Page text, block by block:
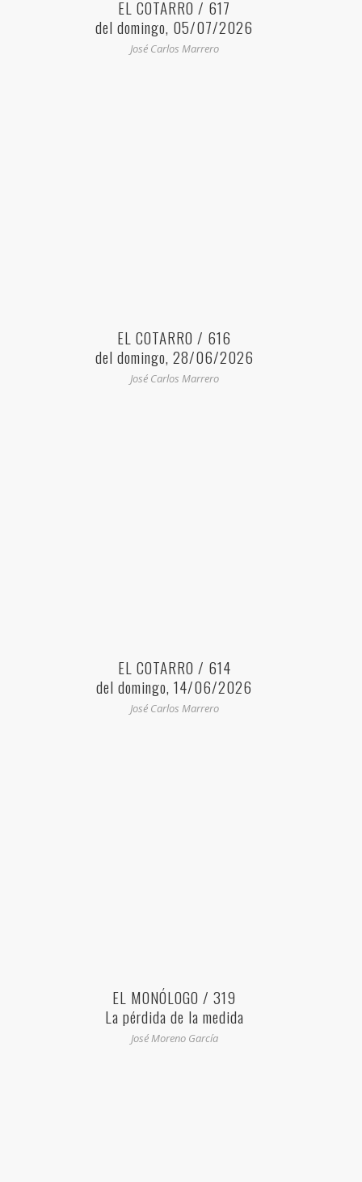
EL COTARRO / 617
del domingo, 05/07/2026
José Carlos Marrero
EL COTARRO / 616
del domingo, 28/06/2026
José Carlos Marrero
EL COTARRO / 614
del domingo, 14/06/2026
José Carlos Marrero
EL MONÓLOGO / 319
La pérdida de la medida
José Moreno García